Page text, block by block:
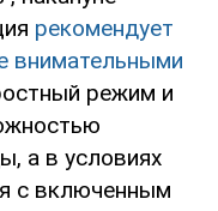
рекомендует
внимательными
режим и
а в условиях
с включенным